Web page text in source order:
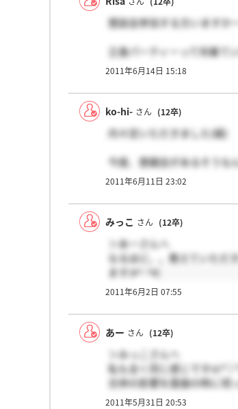
懇談会参加する方いますか
立食パーティーって何着
やっぱりみなさんスーツで
2011年6月14日 15:18
ko-hi- さん (12卒)
内々定いただきました(嬉)
今度、懇親会があるそうな
でも、ぜひ仲良くしてくだ
2011年6月11日 23:02
みっこ さん (12卒)
＞あーさんへ
なるほど。。教えていた
ます(#^.^#)
2011年6月2日 07:55
あー さん (12卒)
＞みっこさんへ
私も全く同じ感じです
合併の影響を面接の時に
していくかは全くまだ決ま
2011年5月31日 20:53